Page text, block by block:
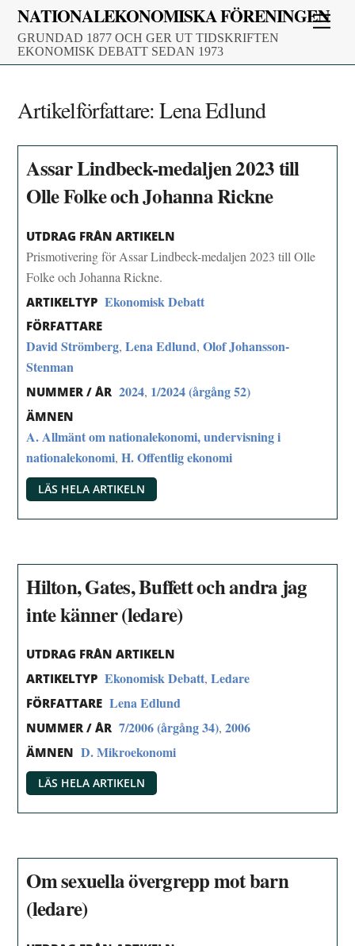
Skip
content
NATIONALEKONOMISKA FÖRENINGEN
GRUNDAD 1877 OCH GER UT TIDSKRIFTEN
EKONOMISK DEBATT SEDAN 1973
Artikelförfattare:Lena Edlund
Assar Lindbeck-medaljen 2023 till
Olle Folke och Johanna Rickne
UTDRAG FRÅN ARTIKELN
Prismotivering för Assar Lindbeck-medaljen 2023 till Olle
Folke och Johanna Rickne.
ARTIKELTYP Ekonomisk Debatt
FÖRFATTARE
David Strömberg,Lena Edlund,Olof Johansson-
Stenman
NUMMER / ÅR 2024, 1/2024 (årgång 52)
ÄMNEN
A. Allmänt om nationalekonomi, undervisning i
nationalekonomi,H. Offentlig ekonomi
LÄS HELA ARTIKELN
Hilton, Gates, Buffett och andra jag
inte känner (ledare)
UTDRAG FRÅN ARTIKELN
ARTIKELTYP Ekonomisk Debatt,Ledare
FÖRFATTARE Lena Edlund
NUMMER / ÅR 7/2006 (årgång 34),2006
ÄMNEN D. Mikroekonomi
LÄS HELA ARTIKELN
Om sexuella övergrepp mot barn
(ledare)